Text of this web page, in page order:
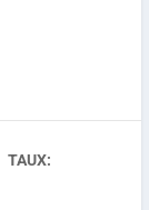
TAUX: